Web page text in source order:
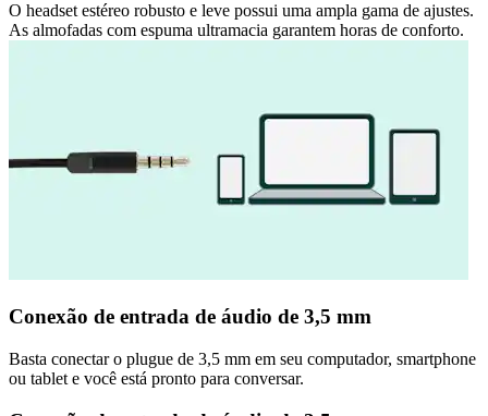
O headset estéreo robusto e leve possui uma ampla gama de ajustes.
As almofadas com espuma ultramacia garantem horas de conforto.
Conexão de entrada de áudio de 3,5 mm
Basta conectar o plugue de 3,5 mm em seu computador, smartphone
ou tablet e você está pronto para conversar.